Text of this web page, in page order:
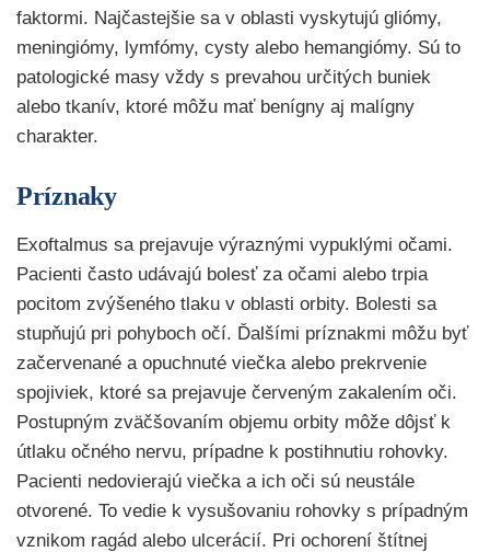
faktormi. Najčastejšie sa v oblasti vyskytujú gliómy,
meningiómy, lymfómy, cysty alebo hemangiómy. Sú to
patologické masy vždy s prevahou určitých buniek
alebo tkanív, ktoré môžu mať benígny aj malígny
charakter.
Príznaky
Exoftalmus sa prejavuje výraznými vypuklými očami.
Pacienti často udávajú bolesť za očami alebo trpia
pocitom zvýšeného tlaku v oblasti orbity. Bolesti sa
stupňujú pri pohyboch očí. Ďalšími príznakmi môžu byť
začervenané a opuchnuté viečka alebo prekrvenie
spojiviek, ktoré sa prejavuje červeným zakalením oči.
Postupným zväčšovaním objemu orbity môže dôjsť k
útlaku očného nervu, prípadne k postihnutiu rohovky.
Pacienti nedovierajú viečka a ich oči sú neustále
otvorené. To vedie k vysušovaniu rohovky s prípadným
vznikom ragád alebo ulcerácií. Pri ochorení štítnej